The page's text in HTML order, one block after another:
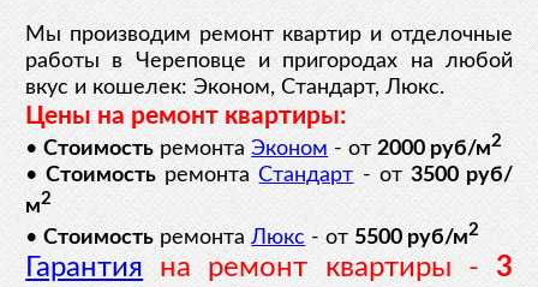
Мы производим ремонт квартир и отделочные
работы в Череповце и пригородах на любой
вкус и кошелек: Эконом, Стандарт, Люкс.
Цены на ремонт квартиры:
•СтоимостьремонтаЭконом- от2000 руб/м2
•СтоимостьремонтаСтандарт - от3500 руб/
м2
•СтоимостьремонтаЛюкс- от5500 руб/м2
Гарантияна ремонт квартиры -3